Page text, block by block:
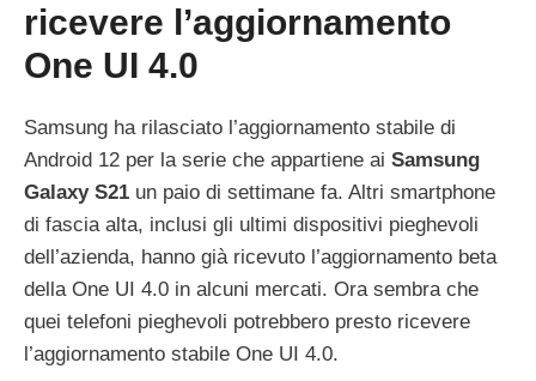
ricevere l’aggiornamento
One UI 4.0
Samsung ha rilasciato l’aggiornamento stabile di
Android 12 per la serie che appartiene ai Samsung
Galaxy S21 un paio di settimane fa. Altri smartphone
di fascia alta, inclusi gli ultimi dispositivi pieghevoli
dell’azienda, hanno già ricevuto l’aggiornamento beta
della One UI 4.0 in alcuni mercati. Ora sembra che
quei telefoni pieghevoli potrebbero presto ricevere
l’aggiornamento stabile One UI 4.0.